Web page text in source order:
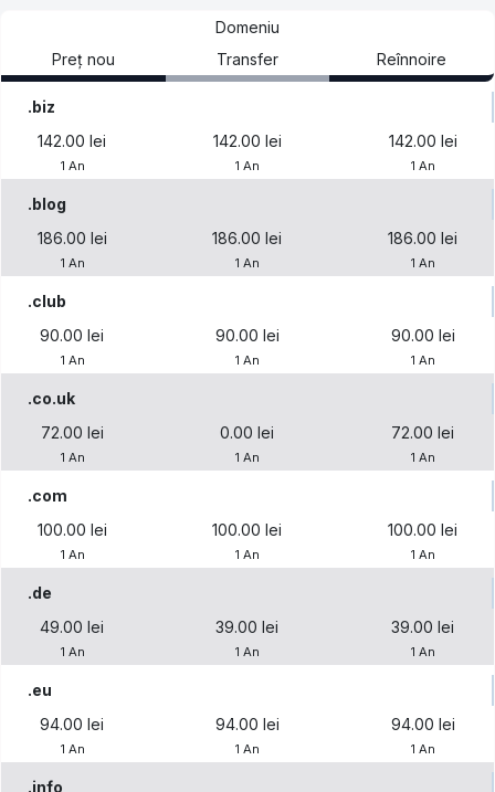
Domeniu
Preț nou
Transfer Reînnoire
.biz
142.00 lei
1 An
142.00 lei
1 An
142.00 lei
1 An
.blog
186.00 lei
1 An
186.00 lei
1 An
186.00 lei
1 An
.club
90.00 lei
1 An
90.00 lei
1 An
90.00 lei
1 An
.co.uk
72.00 lei
1 An
0.00 lei
1 An
72.00 lei
1 An
.com
100.00 lei
1 An
100.00 lei
1 An
100.00 lei
1 An
.de
49.00 lei
1 An
39.00 lei
1 An
39.00 lei
1 An
.eu
94.00 lei
1 An
94.00 lei
1 An
94.00 lei
1 An
.info